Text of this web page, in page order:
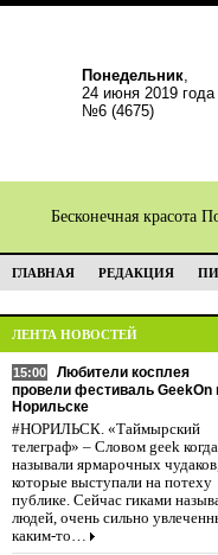
Понедельник,
24 июня 2019 года
№6 (4675)
Бесконечная красота
ГЛАВНАЯ РЕДАКЦИЯ
ЛЕНТА НОВОСТЕЙ
15:00
Любители косплея
провели фестиваль GeekOn
Норильске
#НОРИЛЬСК. «Таймырский
телеграф» – Словом geek
называли ярмарочных
которые выступали на потеху
публике. Сейчас гиками
людей, очень сильно
каким-то…